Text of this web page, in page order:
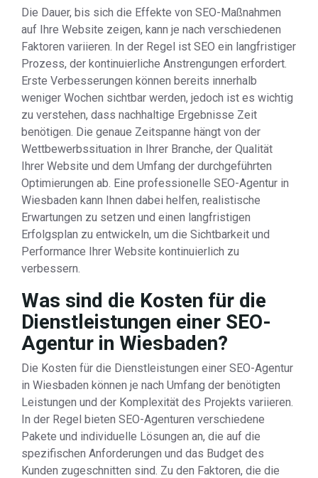
Die Dauer, bis sich die Effekte von SEO-Maßnahmen
auf Ihre Website zeigen, kann je nach verschiedenen
Faktoren variieren. In der Regel ist SEO ein langfristiger
Prozess, der kontinuierliche Anstrengungen erfordert.
Erste Verbesserungen können bereits innerhalb
weniger Wochen sichtbar werden, jedoch ist es wichtig
zu verstehen, dass nachhaltige Ergebnisse Zeit
benötigen. Die genaue Zeitspanne hängt von der
Wettbewerbssituation in Ihrer Branche, der Qualität
Ihrer Website und dem Umfang der durchgeführten
Optimierungen ab. Eine professionelle SEO-Agentur in
Wiesbaden kann Ihnen dabei helfen, realistische
Erwartungen zu setzen und einen langfristigen
Erfolgsplan zu entwickeln, um die Sichtbarkeit und
Performance Ihrer Website kontinuierlich zu
verbessern.
Was sind die Kosten für die
Dienstleistungen einer SEO-
Agentur in Wiesbaden?
Die Kosten für die Dienstleistungen einer SEO-Agentur
in Wiesbaden können je nach Umfang der benötigten
Leistungen und der Komplexität des Projekts variieren.
In der Regel bieten SEO-Agenturen verschiedene
Pakete und individuelle Lösungen an, die auf die
spezifischen Anforderungen und das Budget des
Kunden zugeschnitten sind. Zu den Faktoren, die die